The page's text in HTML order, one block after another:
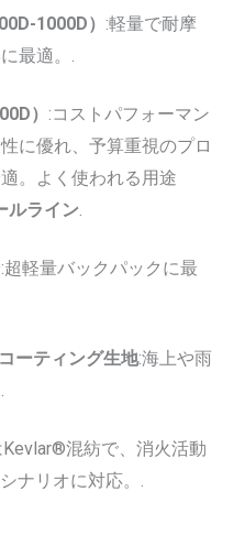
1000D） :軽量で耐摩
最適。.
） :コストパフォーマン
に優れ、予算重視のプロ
。よく使われる用途
ルライン.
:超軽量バックパックに最
ーティング生地:海上や雨
混紡で、消火活動
ナリオに対応。.